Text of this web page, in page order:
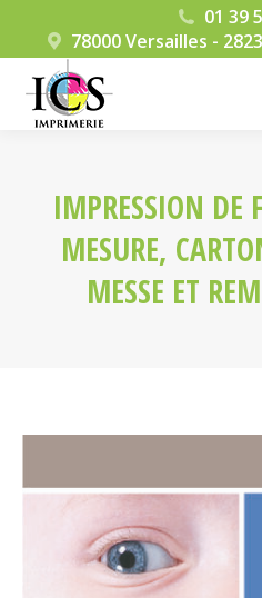
01 39
78000 Versailles -
IMPRESSION DE
MESURE,
MESSE ET